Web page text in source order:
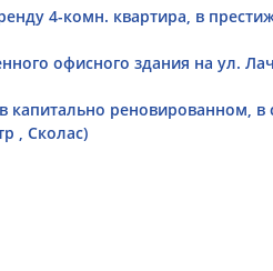
4-комн. квартира, в
офисного здания на ул.
капитально реновированном,
, Сколас)